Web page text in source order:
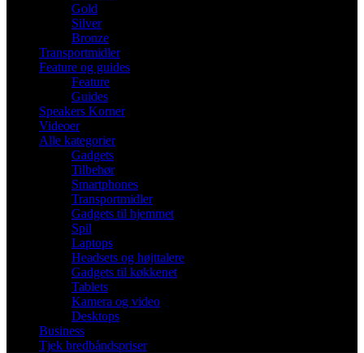
Gold
Silver
Bronze
Transportmidler
Feature og guides
Feature
Guides
Speakers Korner
Videoer
Alle kategorier
Gadgets
Tilbehør
Smartphones
Transportmidler
Gadgets til hjemmet
Spil
Laptops
Headsets og højttalere
Gadgets til køkkenet
Tablets
Kamera og video
Desktops
Business
Tjek bredbåndspriser